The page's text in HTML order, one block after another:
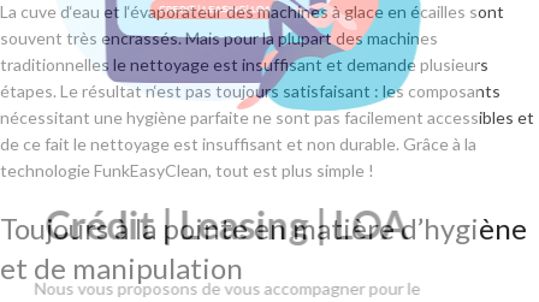
Crédit | Leasing | LOA
Nous vous proposons de vous accompagner pour le
La cuve d‘eau et l‘évaporateur des machines à glace en écailles sont
souvent très encrassés. Mais pour la plupart des machines
traditionnelles le nettoyage est insuffisant et demande plusieurs
étapes. Le résultat n‘est pas toujours satisfaisant : les composants
nécessitant une hygiène parfaite ne sont pas facilement accessibles et
de ce fait le nettoyage est insuffisant et non durable. Grâce à la
technologie FunkEasyClean, tout est plus simple !
Toujours à la pointe en matière d’hygiène
et de manipulation